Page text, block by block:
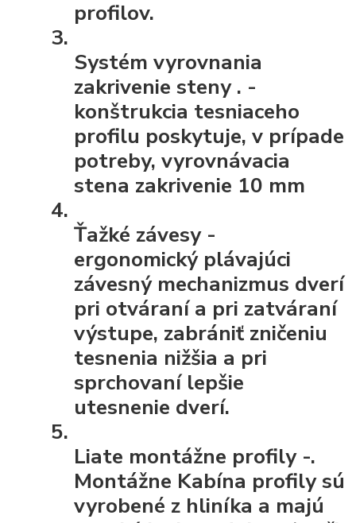
profilov.
Systém vyrovnania
zakrivenie steny. -
konštrukcia tesniaceho
profilu poskytuje, v prípade
potreby, vyrovnávacia
stena zakrivenie 10 mm
Ťažké závesy -
ergonomický plávajúci
závesný mechanizmus dverí
pri otváraní a pri zatváraní
výstupe, zabrániť zničeniu
tesnenia nižšia a pri
sprchovaní lepšie
utesnenie dverí.
Liate montážne profily -.
Montážne Kabína profily sú
vyrobené z hliníka a majú